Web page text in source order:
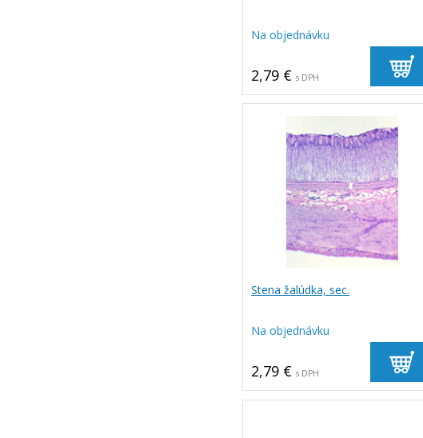
Na objednávku
2,79 € s DPH
Stena žalúdka, sec.
Na objednávku
2,79 € s DPH